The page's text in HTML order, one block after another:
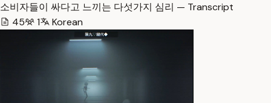
소비자들이 싸다고 느끼는 다섯가지 심리 — Transcript
45
1 Korean